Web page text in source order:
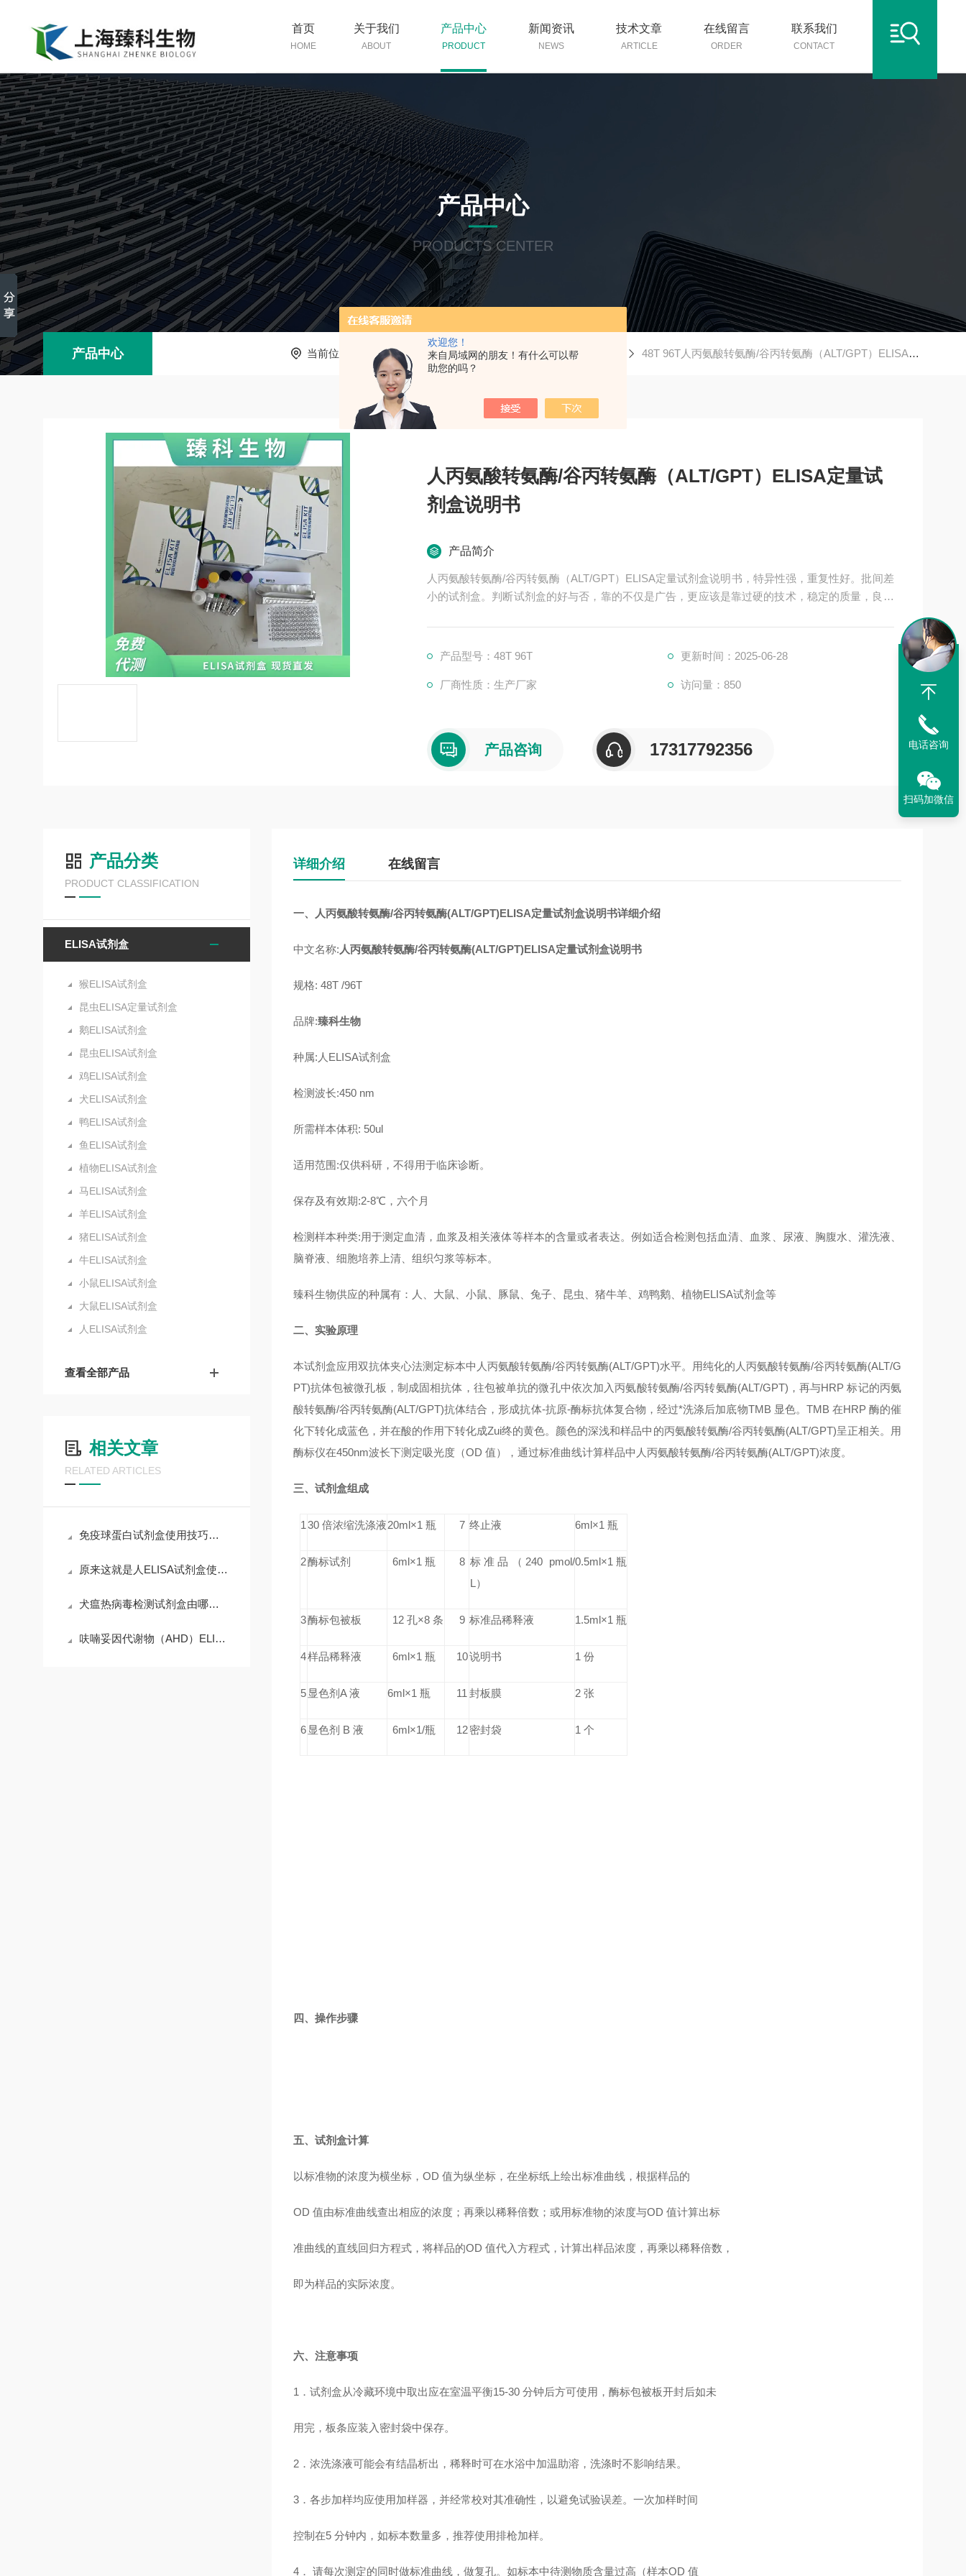
欢迎您！
来自局域网的朋友！有什么可以帮
助您的吗？
首页
HOME
关于我们
ABOUT
产品中心
PRODUCT
新闻资讯
NEWS
技术文章
ARTICLE
在线留言
ORDER
联系我们
CONTACT
产品中心
PRODUCTS CENTER
产品中心 当前位置： 首页 产品中心 ELISA试剂盒 人ELISA试剂盒 48T 96T人丙氨酸转氨酶/谷丙转氨酶（ALT/GPT）ELISA定量试剂盒说明书
人丙氨酸转氨酶/谷丙转氨酶（ALT/GPT）ELISA定量试
剂盒说明书
产品简介
人丙氨酸转氨酶/谷丙转氨酶（ALT/GPT）ELISA定量试剂盒说明书，特异性强，重复性好。批间差
小的试剂盒。判断试剂盒的好与否，靠的不仅是广告，更应该是靠过硬的技术，稳定的质量，良好
产品型号：48T 96T
更新时间：2025-06-28
厂商性质：生产厂家 访问量：850
产品咨询 17317792356
产品分类
PRODUCT CLASSIFICATION
ELISA试剂盒
猴ELISA试剂盒
昆虫ELISA定量试剂盒
鹅ELISA试剂盒
昆虫ELISA试剂盒
鸡ELISA试剂盒
犬ELISA试剂盒
鸭ELISA试剂盒
鱼ELISA试剂盒
植物ELISA试剂盒
马ELISA试剂盒
羊ELISA试剂盒
猪ELISA试剂盒
牛ELISA试剂盒
小鼠ELISA试剂盒
大鼠ELISA试剂盒
人ELISA试剂盒
查看全部产品
相关文章
RELATED ARTICLES
免疫球蛋白试剂盒使用技巧和要求
原来这就是人ELISA试剂盒使用时需要遵守的规范
犬瘟热病毒检测试剂盒由哪些部分组成？
呋喃妥因代谢物（AHD）ELISA试剂盒使用所需注意的事项
详细介绍 在线留言
一、人丙氨酸转氨酶/谷丙转氨酶(ALT/GPT)ELISA定量试剂盒说明书详细介绍
中文名称: 人丙氨酸转氨酶/谷丙转氨酶(ALT/GPT)ELISA定量试剂盒说明书
规格: 48T /96T
品牌:臻科生物
种属:人ELISA试剂盒
检测波长:450 nm
所需样本体积: 50ul
适用范围:仅供科研，不得用于临床诊断。
保存及有效期:2-8℃，六个月
检测样本种类:用于测定血清，血浆及相关液体等样本的含量或者表达。例如适合检测包括血清、血浆、尿液、胸腹水、灌洗液、
脑脊液、细胞培养上清、组织匀浆等标本。
臻科生物供应的种属有：人、大鼠、小鼠、豚鼠、兔子、昆虫、猪牛羊、鸡鸭鹅、植物ELISA试剂盒等
二、实验原理
本试剂盒应用双抗体夹心法测定标本中人丙氨酸转氨酶/谷丙转氨酶(ALT/GPT)水平。用纯化的人丙氨酸转氨酶/谷丙转氨酶(ALT/G
PT)抗体包被微孔板，制成固相抗体，往包被单抗的微孔中依次加入丙氨酸转氨酶/谷丙转氨酶(ALT/GPT)，再与HRP 标记的丙氨
酸转氨酶/谷丙转氨酶(ALT/GPT)抗体结合，形成抗体-抗原-酶标抗体复合物，经过*洗涤后加底物TMB 显色。TMB 在HRP 酶的催
化下转化成蓝色，并在酸的作用下转化成Zui终的黄色。颜色的深浅和样品中的丙氨酸转氨酶/谷丙转氨酶(ALT/GPT)呈正相关。用
酶标仪在450nm波长下测定吸光度（OD 值），通过标准曲线计算样品中人丙氨酸转氨酶/谷丙转氨酶(ALT/GPT)浓度。
三、试剂盒组成
1 30 倍浓缩洗涤液20ml×1 瓶 7 终止液 6ml×1 瓶
2酶标试剂 6ml×1 瓶 8 标准品
（240 pmol/
L）
0.5ml×1 瓶
3酶标包被板 12 孔×8 条 9 标准品稀释液 1.5ml×1 瓶
4样品稀释液 6ml×1 瓶 10说明书 1 份
5 显色剂A 液 6ml×1 瓶 11 封板膜 2 张
6 显色剂 B 液 6ml×1/瓶 12密封袋 1 个
四、操作步骤
五、试剂盒计算
以标准物的浓度为横坐标，OD 值为纵坐标，在坐标纸上绘出标准曲线，根据样品的
OD 值由标准曲线查出相应的浓度；再乘以稀释倍数；或用标准物的浓度与OD 值计算出标
准曲线的直线回归方程式，将样品的OD 值代入方程式，计算出样品浓度，再乘以稀释倍数，
即为样品的实际浓度。
六、注意事项
1 ．试剂盒从冷藏环境中取出应在室温平衡15-30 分钟后方可使用，酶标包被板开封后如未
用完，板条应装入密封袋中保存。
2．浓洗涤液可能会有结晶析出，稀释时可在水浴中加温助溶，洗涤时不影响结果。
3．各步加样均应使用加样器，并经常校对其准确性，以避免试验误差。一次加样时间
控制在5 分钟内，如标本数量多，推荐使用排枪加样。
4． 请每次测定的同时做标准曲线，做复孔。如标本中待测物质含量过高（样本OD 值
电话咨询
扫码加微信